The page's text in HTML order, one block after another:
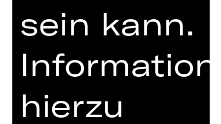
Opernfreunde
sein kann.
hierzu